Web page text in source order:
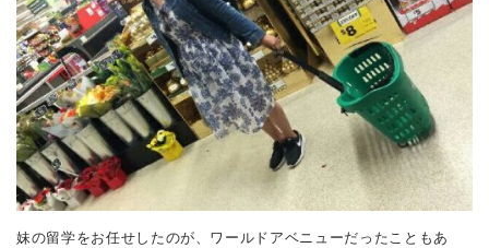
妹の留学をお任せしたのが、ワールドアベニューだったこともあ